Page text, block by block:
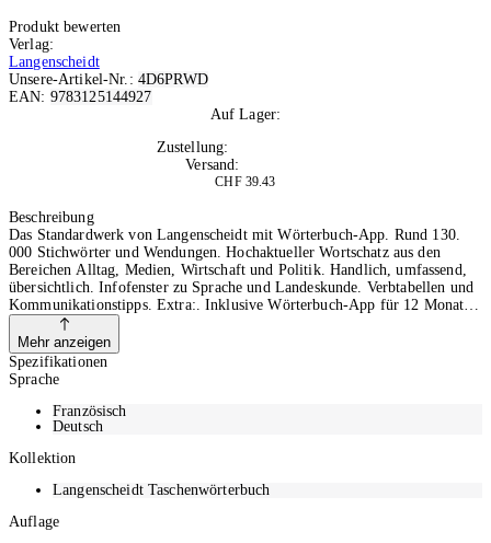
Produkt bewerten
Verlag:
Langenscheidt
Unsere-Artikel-Nr.: 4D6PRWD
EAN: 9783125144927
Auf Lager:
Zustellung:
Versand:
CHF 39.43
Beschreibung
Das Standardwerk von Langenscheidt mit Wörterbuch-App. Rund 130.
000 Stichwörter und Wendungen. Hochaktueller Wortschatz aus den
Bereichen Alltag, Medien, Wirtschaft und Politik. Handlich, umfassend,
übersichtlich. Infofenster zu Sprache und Landeskunde. Verbtabellen und
Kommunikationstipps. Extra:. Inklusive Wörterbuch-App für 12 Monate.
: Die perfekte Ergänzung zum Buch für das Nachschlagen auf Smartphone
und Tablet. Die App ist zu 100 % offline nutzbar. und eignet sich für
Android und iOS. Mit Code im Buch erhalten Sie für 12 Monate Zugang
zum Wörterbuch in der Langenscheidt Schule-App ab dem Zeitpunkt der
Aktivierung. Die Aktivierung ist mindestens für den Zeitraum von 36
Monaten nach Erscheinen der aktuellen Auflage möglich.
Mehr anzeigen
Spezifikationen
Sprache
Französisch
Deutsch
Kollektion
Langenscheidt Taschenwörterbuch
Auflage